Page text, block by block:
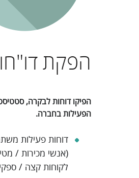
הפקת
הפיקו דוחות לבקרה,
הפעילות בחברה.
דוחות פעילות
(אנשי מכירות /
לקוחות קצה /